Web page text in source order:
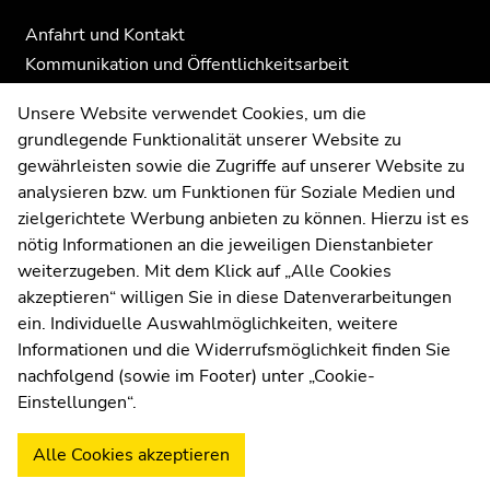
Anfahrt und Kontakt
Kommunikation und Öffentlichkeitsarbeit
UNIGRAZonline
Impressum
Datenschutzerklärung
Cookie-Einstellungen
Barrierefreiheitserklärung
WetterstationUni Graz
Unsere Website verwendet Cookies, um die
grundlegende Funktionalität unserer Website zu
gewährleisten sowie die Zugriffe auf unserer Website zu
analysieren bzw. um Funktionen für Soziale Medien und
zielgerichtete Werbung anbieten zu können. Hierzu ist es
nötig Informationen an die jeweiligen Dienstanbieter
weiterzugeben. Mit dem Klick auf „Alle Cookies
akzeptieren“ willigen Sie in diese Datenverarbeitungen
ein. Individuelle Auswahlmöglichkeiten, weitere
Informationen und die Widerrufsmöglichkeit finden Sie
nachfolgend (sowie im Footer) unter „Cookie-
Einstellungen“.
Alle Cookies akzeptieren